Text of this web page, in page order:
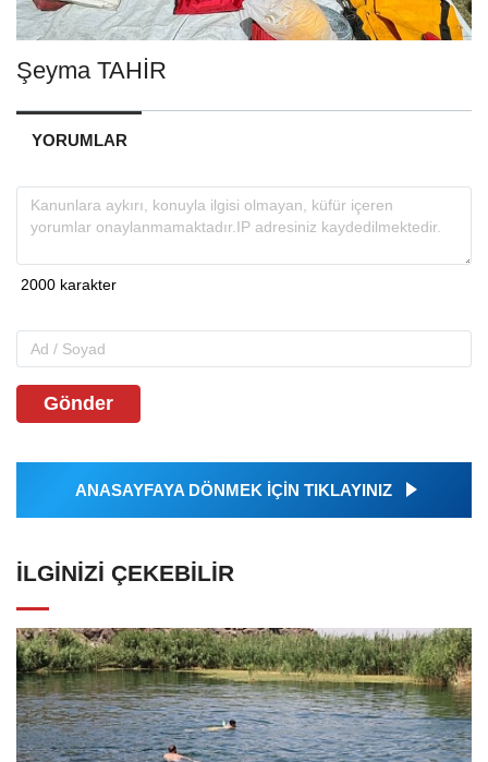
Şeyma TAHİR
YORUMLAR
Gönder
ANASAYFAYA DÖNMEK İÇİN TIKLAYINIZ
İLGINIZI ÇEKEBILIR